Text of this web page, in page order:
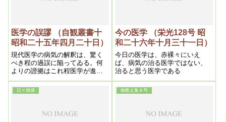
れない程の事実である
医学の誤謬 （自観叢書十
昭和二十五年四月二十日）
現代医学の病気の解釈は、驚く
べき程の過誤に陥ってゐる。何
よりの證拠はこれ程医学が進歩
したというに拘はらず、感冒の
原因すら今以て判明しないとい
うに於てをやである。此事から
なるものの原因は実は自然の生
今の医学 （栄光128号 昭
和二十六年十月三十一日）
今日の医学は、赤裸々にいえ
ば、病気の治る医学ではない、
治ると思う医学である
日々雑感 御教え集８号